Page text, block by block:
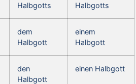
Halbgotts
Halbgotts
dem
Halbgott
einem
Halbgott
den
Halbgott
einen Halbgott